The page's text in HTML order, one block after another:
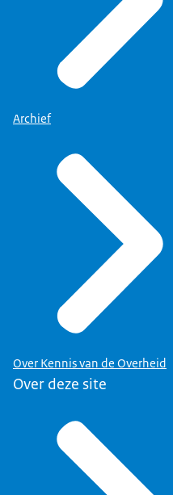
Archief
Over Kennis van de Overheid
Over deze site